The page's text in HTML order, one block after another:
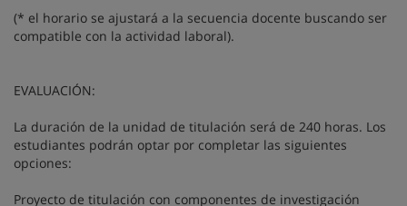
(* el horario se ajustará a la secuencia docente buscando ser
compatible con la actividad laboral).
EVALUACIÓN:
La duración de la unidad de titulación será de 240 horas. Los
estudiantes podrán optar por completar las siguientes
opciones:
Proyecto de titulación con componentes de investigación